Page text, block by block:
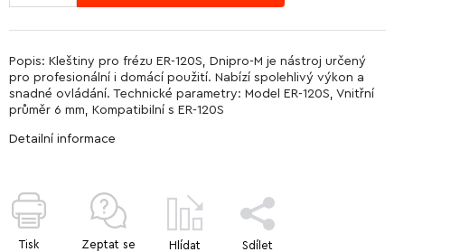
Popis: Kleštiny pro frézu ER-120S, Dnipro-M je nástroj určený
pro profesionální i domácí použití. Nabízí spolehlivý výkon a
snadné ovládání. Technické parametry: Model ER-120S, Vnitřní
průměr 6 mm, Kompatibilní s ER-120S
Detailní informace
Tisk Zeptat se Hlídat Sdílet